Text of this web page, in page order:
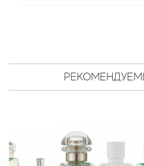
ArteOlfatto